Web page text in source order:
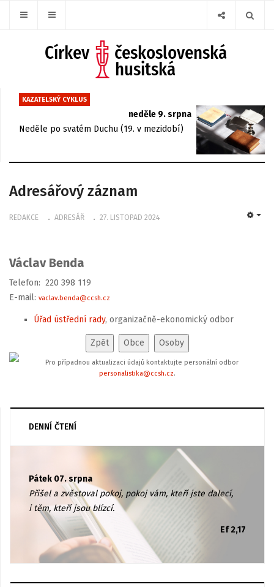
KAZATELSKÝ CYKLUS
neděle 9. srpna
Neděle po svatém Duchu (19. v mezidobí)
Adresářový záznam
REDAKCE ADRESÁŘ 27. LISTOPAD 2024
Václav Benda
Telefon: 220 398 119
E-mail: vaclav.benda@ccsh.cz
Úřad ústřední rady, organizačně-ekonomický odbor
Pro případnou aktualizaci údajů kontaktujte personální odbor
personalistika@ccsh.cz.
DENNÍ ČTENÍ
Pátek 07. srpna
Přišel a zvěstoval pokoj, pokoj vám, kteří jste dalecí,
i těm, kteří jsou blízcí.
Ef 2,17